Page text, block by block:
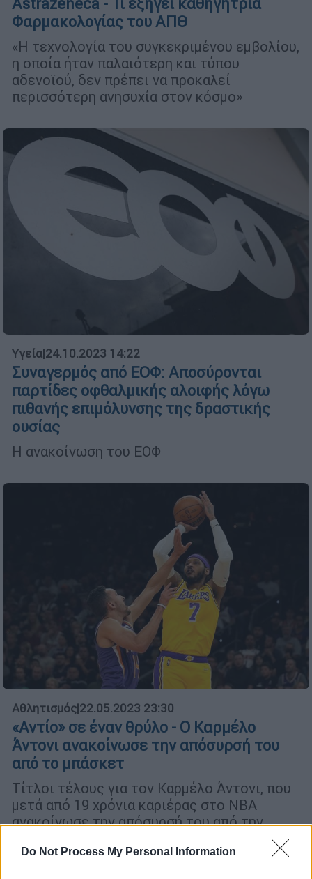
Do Not Process My Personal Information
Φαρμακολογίας του ΑΠΘ
«Η τεχνολογία του συγκεκριμένου εμβολίου,
η οποία ήταν παλαιότερη και τύπου
αδενοϊού, δεν πρέπει να προκαλεί
περισσότερη ανησυχία στον κόσμο»
Υγεία|24.10.2023 14:22
Συναγερμός από ΕΟΦ: Αποσύρονται
παρτίδες οφθαλμικής αλοιφής λόγω
πιθανής επιμόλυνσης της δραστικής
ουσίας
Η ανακοίνωση του ΕΟΦ
Αθλητισμός|22.05.2023 23:30
«Αντίο» σε έναν θρύλο - Ο Καρμέλο
Άντονι ανακοίνωσε την απόσυρσή του
από το μπάσκετ
Τίτλοι τέλους για τον Καρμέλο Άντονι, που
μετά από 19 χρόνια καριέρας στο ΝΒΑ
ανακοίνωσε την απόσυρσή του από την